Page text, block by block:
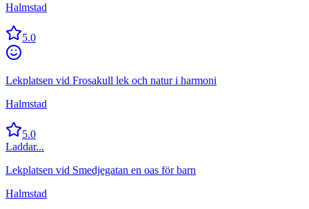
Halmstad
5.0
Lekplatsen vid Frosakull lek och natur i harmoni
Halmstad
5.0
Laddar...
Lekplatsen vid Smedjegatan en oas för barn
Halmstad